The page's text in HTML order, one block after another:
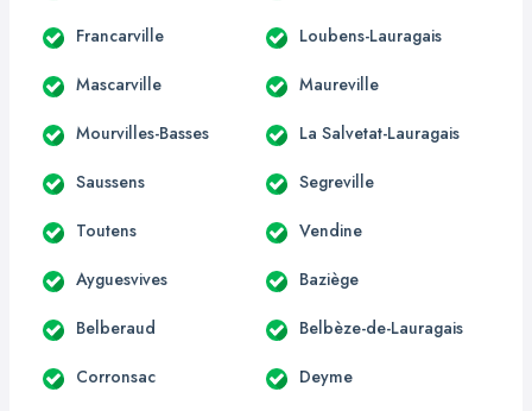
Francarville Loubens-Lauragais
Mascarville Maureville
Mourvilles-Basses La Salvetat-Lauragais
Saussens Segreville
Toutens Vendine
Ayguesvives Baziège
Belberaud Belbèze-de-Lauragais
Corronsac Deyme